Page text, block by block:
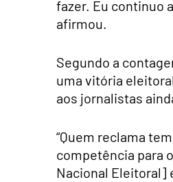
fazer. Eu continuo
afirmou.
Segundo a
uma vitória
aos jornalistas
“Quem reclama
competência para
Nacional Eleitoral]